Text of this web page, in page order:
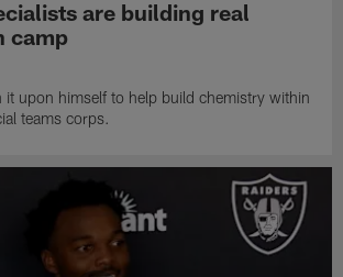
are building real
camp
it upon himself to help build chemistry within
teams corps.